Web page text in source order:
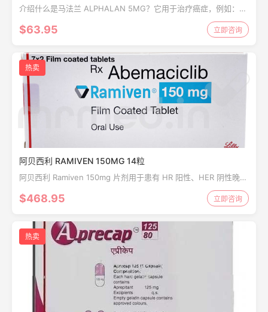
介绍什么是马法兰 ALPHALAN 5MG？它用于治疗癌症，例如：多
发性骨髓瘤（由称为浆细胞的骨髓细胞发展而来）晚期卵巢癌和乳
腺癌真性红细胞增多症（增加血液中红...
$63.95 立即咨询
热卖
阿贝西利 RAMIVEN 150MG 14粒
阿贝西利 Ramiven 150mg 片剂用于患有 HR 阳性、HER 阴性晚期
或转移性乳腺癌的绝经后妇女。阿贝西利 Ramiven 150mg 片剂也
可与氟维...
$468.95 立即咨询
热卖